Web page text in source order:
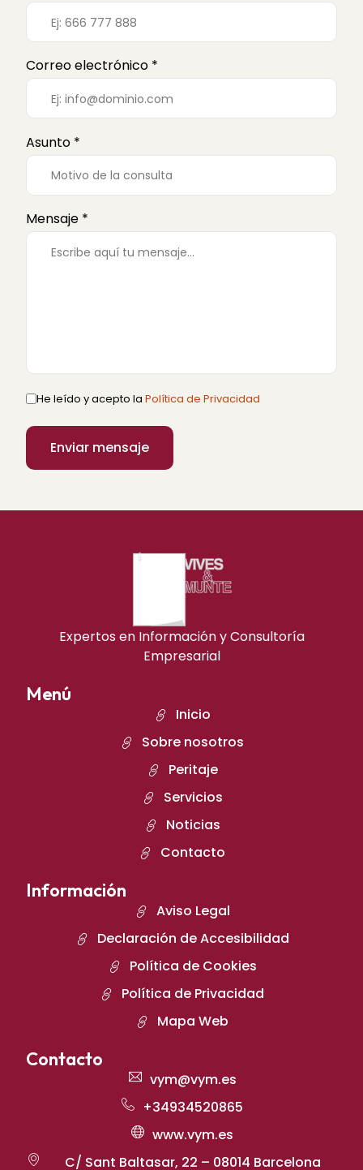
Correo electrónico *
Asunto *
Mensaje *
He leído y acepto laPolítica de Privacidad
Expertos en Información y Consultoría
Empresarial
Menú
Inicio
Sobre nosotros
Peritaje
Servicios
Noticias
Contacto
Información
Aviso Legal
Declaración de Accesibilidad
Política de Cookies
Política de Privacidad
Mapa Web
Contacto
vym@vym.es
+34934520865
www.vym.es
C/ Sant Baltasar, 22 – 08014 Barcelona